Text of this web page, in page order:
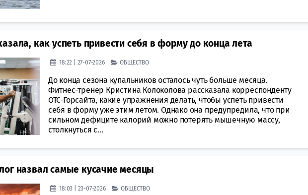
как успеть привести себя в форму до конца лета
18:22 | 27-07-2026 ОБЩЕСТВО
До конца сезона купальников осталось чуть больше месяца.
Фитнес-тренер Кристина Колоколова рассказала корреспонденту
ОТС-Горсайта, какие упражнения делать, чтобы успеть привести
себя в форму уже этим летом. Однако она предупредила, что при
сильном дефиците калорий можно потерять мышечную массу,
столкнуться с...
назвал самые кусачие месяцы
18:03 | 23-07-2026 ОБЩЕСТВО